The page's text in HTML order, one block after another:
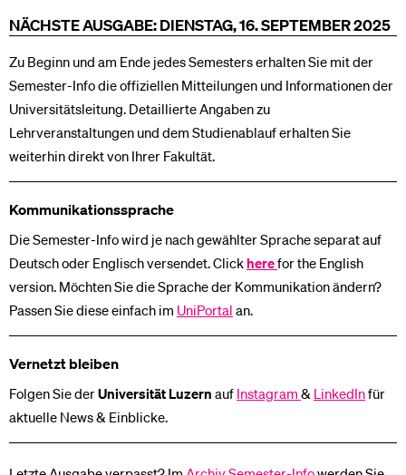
NÄCHSTE AUSGABE: DIENSTAG, 16. SEPTEMBER 2025
Zu Beginn und am Ende jedes Semesters erhalten Sie mit der
Semester-Info die offiziellen Mitteilungen und Informationen der
Universitätsleitung. Detaillierte Angaben zu
Lehrveranstaltungen und dem Studienablauf erhalten Sie
weiterhin direkt von Ihrer Fakultät.
Kommunikationssprache
Die Semester-Info wird je nach gewählter Sprache separat auf
Deutsch oder Englisch versendet. Clickherefor the English
version. Möchten Sie die Sprache der Kommunikation ändern?
Passen Sie diese einfach im UniPortal an.
Vernetzt bleiben
Folgen Sie derUniversität Luzern auf Instagram & LinkedInfür
aktuelle News & Einblicke.